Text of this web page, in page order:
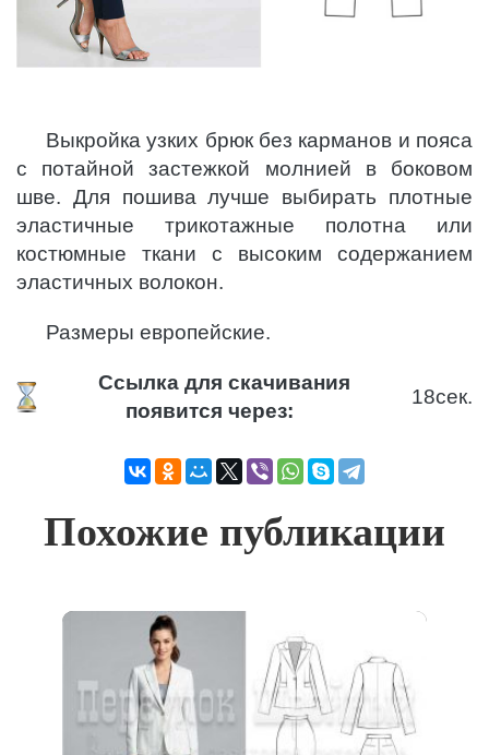
Выкройка узких брюк без карманов и пояса
с потайной застежкой молнией в боковом
шве. Для пошива лучше выбирать плотные
эластичные трикотажные полотна или
костюмные ткани с высоким содержанием
эластичных волокон.
Размеры европейские.
Ссылка для скачивания
появится через:
17сек.
Похожие публикации